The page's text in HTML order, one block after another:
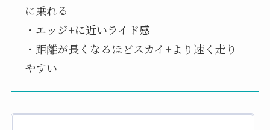
に乗れる
・エッジ+に近いライド感
・距離が長くなるほどスカイ+より速く走り
やすい